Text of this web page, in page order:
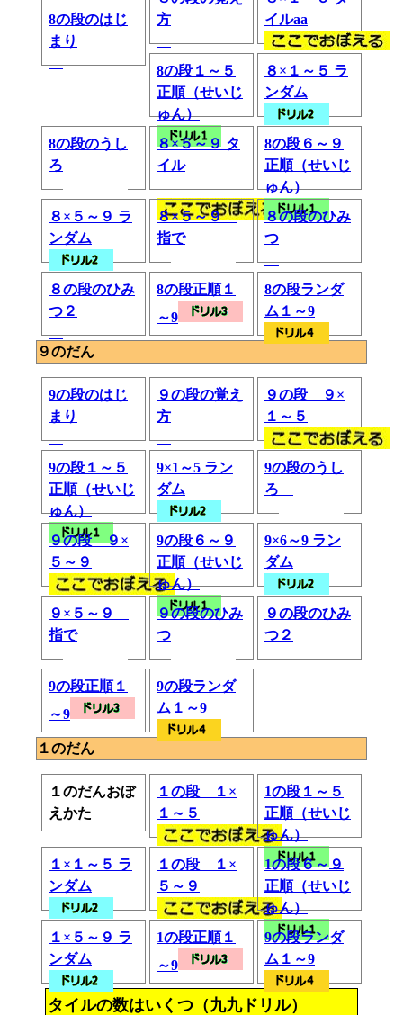
8の段のはじ
まり
方
イルaa
8の段１～５
正順（せいじ
ゅん）
８×１～５ ラ
ンダム
8の段のうし
ろ
８×５～９ タ
イル
8の段６～９
正順（せいじ
ゅん）
８×５～９ ラ
ンダム
８×５～９
指で
８の段のひみ
つ
８の段のひみ
つ２
8の段正順１
～9
8の段ランダ
ム１～9
９のだん
9の段のはじ
まり
９の段の覚え
方
９の段 ９×
１～５
9の段１～５
正順（せいじ
ゅん）
9×1～5 ラン
ダム
9の段のうし
ろ
９の段 ９×
５～９
9の段６～９
正順（せいじ
ゅん）
9×6～9 ラン
ダム
９×５～９
指で
９の段のひみ
つ
９の段のひみ
つ２
9の段正順１
～9
9の段ランダ
ム１～9
１のだん
１のだんおぼ
えかた
１の段 １×
１～５
1の段１～５
正順（せいじ
ゅん）
１×１～５ ラ
ンダム
１の段 １×
５～９
1の段６～９
正順（せいじ
ゅん）
１×５～９ ラ
ンダム
1の段正順１
～9
9の段ランダ
ム１～9
タイルの数はいくつ（九九ドリル）